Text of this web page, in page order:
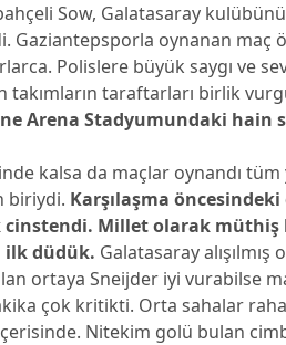
Sow, Galatasaray
Gaziantepsporla oynanan maç
Polislere büyük saygı ve
takımların taraftarları birlik
Arena Stadyumundaki hain
kalsa da maçlar oynandı
biriydi. Karşılaşma
Millet olarak müthiş
ilk düdük. Galatasaray
ortaya Sneijder iyi vurabilse
çok kritikti. Orta sahalar
Nitekim golü bulan